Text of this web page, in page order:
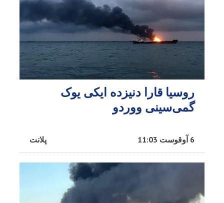
روسیا قارا دنیزده ایکی یوک
گمی‌سینی ووردو
پلانت 6 آوقوست 11:03